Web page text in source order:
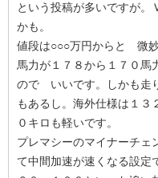
という投稿が多いですが。
かも。
値段は○○○万円からと 微妙
馬力が１７８から１７０馬
ので いいです。しかも走
もあるし。海外仕様は１３
０キロも軽いです。
プレマシーのマイナーチェ
て中間加速が速くなる設定